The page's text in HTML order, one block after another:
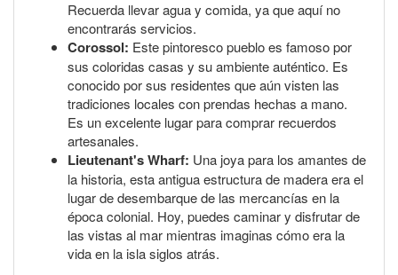
Recuerda llevar agua y comida, ya que aquí no
encontrarás servicios.
Corossol: Este pintoresco pueblo es famoso por
sus coloridas casas y su ambiente auténtico. Es
conocido por sus residentes que aún visten las
tradiciones locales con prendas hechas a mano.
Es un excelente lugar para comprar recuerdos
artesanales.
Lieutenant's Wharf: Una joya para los amantes de
la historia, esta antigua estructura de madera era el
lugar de desembarque de las mercancías en la
época colonial. Hoy, puedes caminar y disfrutar de
las vistas al mar mientras imaginas cómo era la
vida en la isla siglos atrás.